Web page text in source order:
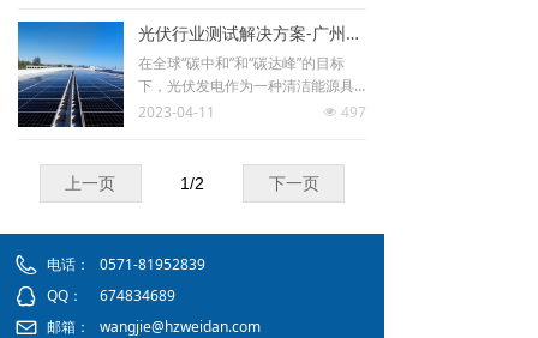
光伏行业测试解决方案-广州致远电子股份有限公司
在全球“碳中和”和“碳达峰”的目标
下，光伏发电作为一种清洁能源具
有广阔的发展前景。ZLG致远电子瞩
넶 497
2023-04-11
上一页 下一页
1/2
电话：
0571-81952839
QQ：
674834689
邮箱：
wangjie@hzweidan.com